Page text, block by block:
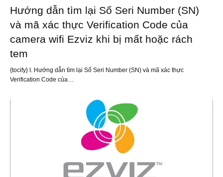
Hướng dẫn tìm lại Số Seri Number (SN)
và mã xác thực Verification Code của
camera wifi Ezviz khi bị mất hoặc rách
tem
{tocify} I. Hướng dẫn tìm lại Số Seri Number (SN) và mã xác thực
Verification Code của…